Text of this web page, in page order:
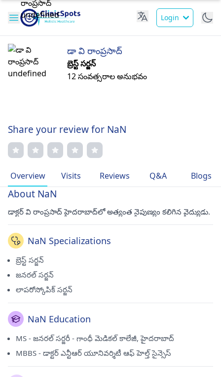
Login
డా వి రాంప్రసాద్
బ్రెస్ట్ సర్జన్
12 సంవత్సరాల అనుభవం
Share your review for NaN
Overview Visits Reviews Q&A Blogs
About NaN
డాక్టర్ వి రాంప్రసాద్ హైదరాబాద్‌లో అత్యంత నైపుణ్యం కలిగిన వైద్యుడు.
NaN Specializations
బ్రెస్ట్ సర్జన్
జనరల్ సర్జన్
లాపరోస్కోపిక్ సర్జన్
NaN Education
MS - జనరల్ సర్జరీ - గాంధీ మెడికల్ కాలేజీ, హైదరాబాద్
MBBS - డాక్టర్ ఎన్టీఆర్ యూనివర్శిటీ ఆఫ్ హెల్త్ సైన్సెస్